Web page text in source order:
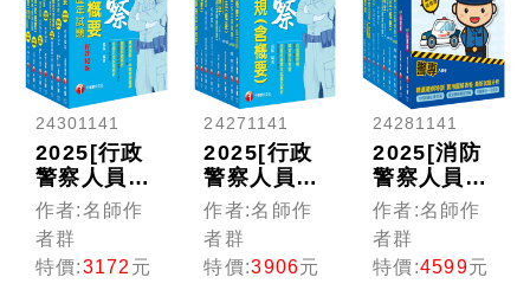
24301141
2025[行政
警察人員四
等]一般警
察人員題庫
版套書：收
錄完整必讀
作者:名師作
者群
特價:3172 元
24271141
2025[行政
警察人員四
等]一般警
察人員課文
版套書：全
面收錄重
作者:名師作
者群
特價:3906元
24281141
2025[消防
警察人員四
等]一般警
察人員課文
版套書：結
合各家名師
作者:名師作
者群
特價:4599元